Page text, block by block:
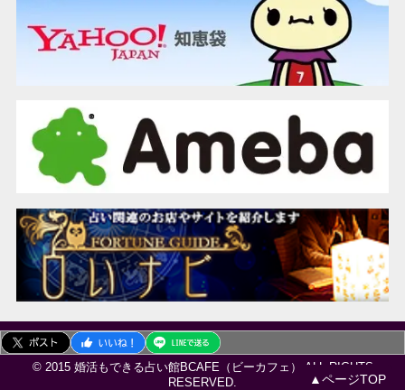
▲ページTOP
© 2015 婚活もできる占い館BCAFE（ビーカフェ） ALL RIGHTS
RESERVED.